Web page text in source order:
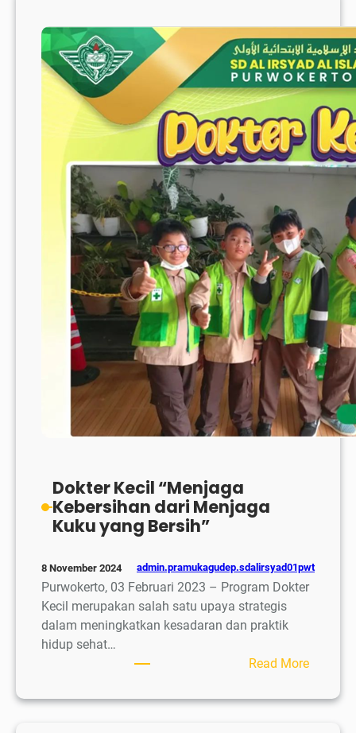
dari
Kertas
Kokoru”
Dokter Kecil “Menjaga
Kebersihan dari Menjaga
Kuku yang Bersih”
8 November 2024 admin.pramukagudep.sdalirsyad01pwt
Purwokerto, 03 Februari 2023 – Program Dokter
Kecil merupakan salah satu upaya strategis
dalam meningkatkan kesadaran dan praktik
hidup sehat…
Read More:
Kecil